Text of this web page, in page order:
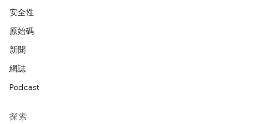
安全性
原始碼
新聞
網誌
Podcast
探索